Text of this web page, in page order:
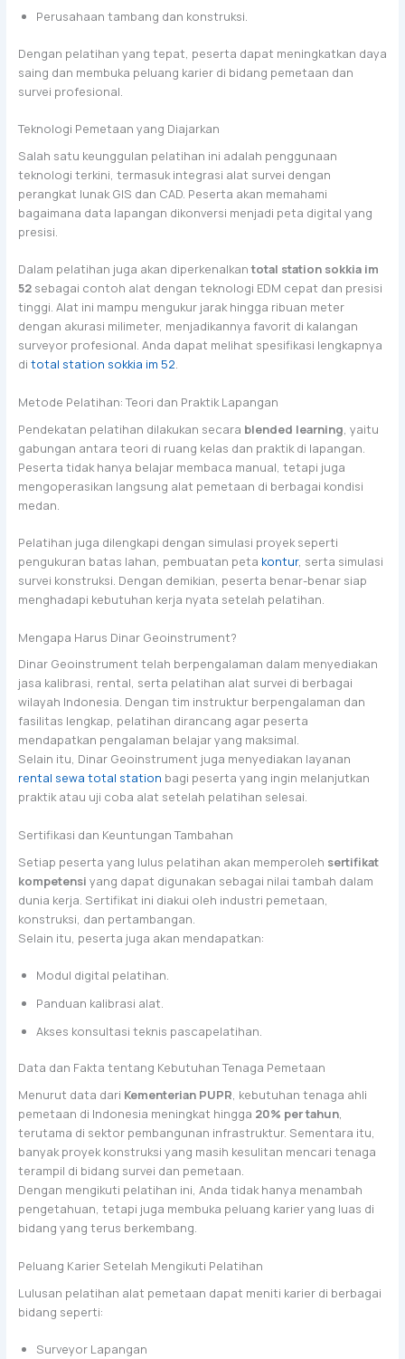
Perusahaan tambang dan konstruksi.
Dengan pelatihan yang tepat, peserta dapat meningkatkan daya
saing dan membuka peluang karier di bidang pemetaan dan
survei profesional.
Teknologi Pemetaan yang Diajarkan
Salah satu keunggulan pelatihan ini adalah penggunaan
teknologi terkini, termasuk integrasi alat survei dengan
perangkat lunak GIS dan CAD. Peserta akan memahami
bagaimana data lapangan dikonversi menjadi peta digital yang
presisi.
Dalam pelatihan juga akan diperkenalkantotal station sokkia im
52sebagai contoh alat dengan teknologi EDM cepat dan presisi
tinggi. Alat ini mampu mengukur jarak hingga ribuan meter
dengan akurasi milimeter, menjadikannya favorit di kalangan
surveyor profesional. Anda dapat melihat spesifikasi lengkapnya
di total station sokkia im 52.
Metode Pelatihan: Teori dan Praktik Lapangan
Pendekatan pelatihan dilakukan secara blended learning, yaitu
gabungan antara teori di ruang kelas dan praktik di lapangan.
Peserta tidak hanya belajar membaca manual, tetapi juga
mengoperasikan langsung alat pemetaan di berbagai kondisi
medan.
Pelatihan juga dilengkapi dengan simulasi proyek seperti
pengukuran batas lahan, pembuatan peta kontur, serta simulasi
survei konstruksi. Dengan demikian, peserta benar-benar siap
menghadapi kebutuhan kerja nyata setelah pelatihan.
Mengapa Harus Dinar Geoinstrument?
Dinar Geoinstrument telah berpengalaman dalam menyediakan
jasa kalibrasi, rental, serta pelatihan alat survei di berbagai
wilayah Indonesia. Dengan tim instruktur berpengalaman dan
fasilitas lengkap, pelatihan dirancang agar peserta
mendapatkan pengalaman belajar yang maksimal.
Selain itu, Dinar Geoinstrument juga menyediakan layanan
rental sewa total station bagi peserta yang ingin melanjutkan
praktik atau uji coba alat setelah pelatihan selesai.
Sertifikasi dan Keuntungan Tambahan
Setiap peserta yang lulus pelatihan akan memperoleh sertifikat
kompetensi yang dapat digunakan sebagai nilai tambah dalam
dunia kerja. Sertifikat ini diakui oleh industri pemetaan,
konstruksi, dan pertambangan.
Selain itu, peserta juga akan mendapatkan:
Modul digital pelatihan.
Panduan kalibrasi alat.
Akses konsultasi teknis pascapelatihan.
Data dan Fakta tentang Kebutuhan Tenaga Pemetaan
Menurut data dari Kementerian PUPR, kebutuhan tenaga ahli
pemetaan di Indonesia meningkat hingga 20% per tahun,
terutama di sektor pembangunan infrastruktur. Sementara itu,
banyak proyek konstruksi yang masih kesulitan mencari tenaga
terampil di bidang survei dan pemetaan.
Dengan mengikuti pelatihan ini, Anda tidak hanya menambah
pengetahuan, tetapi juga membuka peluang karier yang luas di
bidang yang terus berkembang.
Peluang Karier Setelah Mengikuti Pelatihan
Lulusan pelatihan alat pemetaan dapat meniti karier di berbagai
bidang seperti:
Surveyor Lapangan